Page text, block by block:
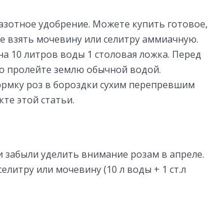
удобрение. Можете купить готовое,
взять мочевину или селитру аммиачную.
10 литров воды 1 столовая ложка. Перед
пролейте землю обычной водой.
роз в бороздки сухим перепревшим
этой статьи.
забыли уделить внимание розам в апреле.
или мочевину (10 л воды + 1 ст.л